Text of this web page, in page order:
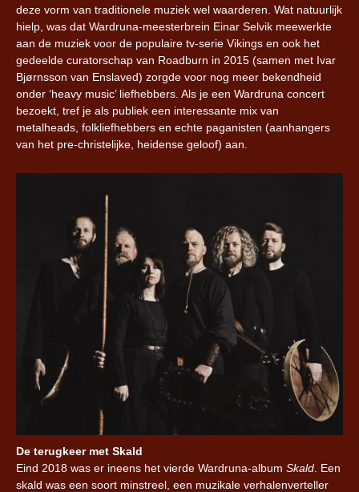
deze vorm van traditionele muziek wel waarderen. Wat natuurlijk
hielp, was dat Wardruna-meesterbrein Einar Selvik meewerkte
aan de muziek voor de populaire tv-serie Vikings en ook het
gedeelde curatorschap van Roadburn in 2015 (samen met Ivar
Bjørnsson van Enslaved) zorgde voor nog meer bekendheid
onder ‘heavy music’ liefhebbers. Als je een Wardruna concert
bezoekt, tref je als publiek een interessante mix van
metalheads, folkliefhebbers en echte paganisten (aanhangers
van het pre-christelijke, heidense geloof) aan.
De terugkeer met Skald
Eind 2018 was er ineens het vierde Wardruna-album Skald . Een
skald was een soort minstreel, een muzikale verhalenverteller